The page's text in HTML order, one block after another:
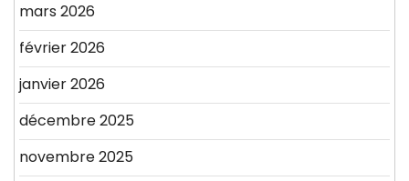
mars 2026
février 2026
janvier 2026
décembre 2025
novembre 2025